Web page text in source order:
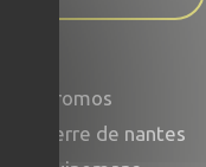
Promos
Serre de nantes